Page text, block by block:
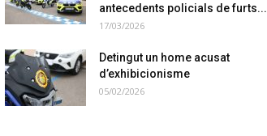
antecedents policials de furts...
17/03/2026
Detingut un home acusat
d’exhibicionisme
05/02/2026